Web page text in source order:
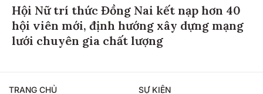
Hội Nữ trí thức Đồng Nai kết nạp hơn 40
hội viên mới, định hướng xây dựng mạng
lưới chuyên gia chất lượng
TRANG CHỦ SỰ KIỆN